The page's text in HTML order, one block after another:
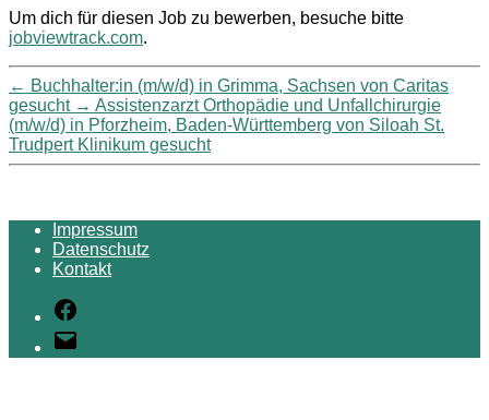
Um dich für diesen Job zu bewerben, besuche bitte
jobviewtrack.com.
← Buchhalter:in (m/w/d) in Grimma, Sachsen von Caritas
gesucht → Assistenzarzt Orthopädie und Unfallchirurgie
(m/w/d) in Pforzheim, Baden-Württemberg von Siloah St.
Trudpert Klinikum gesucht
Impressum
Datenschutz
Kontakt
Facebook
E-
Mail